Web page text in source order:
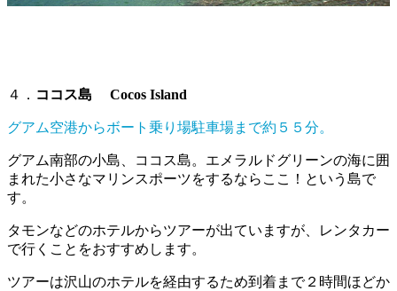
４． ココス島 Cocos Island
グアム空港からボート乗り場駐車場まで約５５分。
グアム南部の小島、ココス島。エメラルドグリーンの海に囲
まれた小さなマリンスポーツをするならここ！という島で
す。
タモンなどのホテルからツアーが出ていますが、レンタカー
で行くことをおすすめします。
ツアーは沢山のホテルを経由するため到着まで２時間ほどか